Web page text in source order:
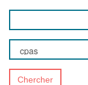
Chercher